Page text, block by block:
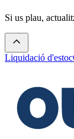
Si us plau,
Liquidació d'estoc